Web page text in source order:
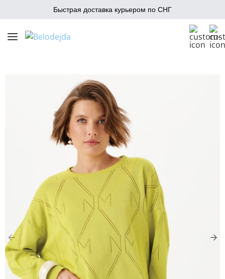
Быстрая доставка курьером по СНГ